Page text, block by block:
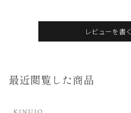
レビューを書く
最近閲覧した商品